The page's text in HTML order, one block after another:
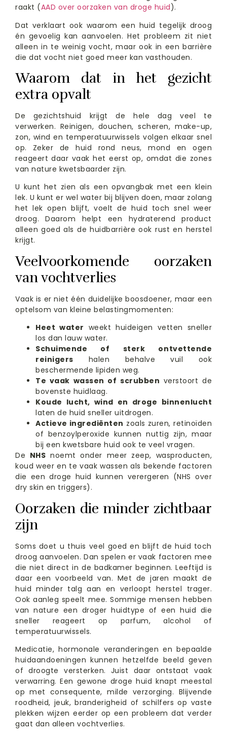
raakt (AAD over oorzaken van droge huid).
Dat verklaart ook waarom een huid tegelijk droog
én gevoelig kan aanvoelen. Het probleem zit niet
alleen in te weinig vocht, maar ook in een barrière
die dat vocht niet goed meer kan vasthouden.
Waarom dat in het gezicht
extra opvalt
De gezichtshuid krijgt de hele dag veel te
verwerken. Reinigen, douchen, scheren, make-up,
zon, wind en temperatuurwissels volgen elkaar snel
op. Zeker de huid rond neus, mond en ogen
reageert daar vaak het eerst op, omdat die zones
van nature kwetsbaarder zijn.
U kunt het zien als een opvangbak met een klein
lek. U kunt er wel water bij blijven doen, maar zolang
het lek open blijft, voelt de huid toch snel weer
droog. Daarom helpt een hydraterend product
alleen goed als de huidbarrière ook rust en herstel
krijgt.
Veelvoorkomende oorzaken
van vochtverlies
Vaak is er niet één duidelijke boosdoener, maar een
optelsom van kleine belastingmomenten:
Heet water weekt huideigen vetten sneller
los dan lauw water.
Schuimende of sterk ontvettende
reinigers halen behalve vuil ook
beschermende lipiden weg.
Te vaak wassen of scrubben verstoort de
bovenste huidlaag.
Koude lucht, wind en droge binnenlucht
laten de huid sneller uitdrogen.
Actieve ingrediënten zoals zuren, retinoïden
of benzoylperoxide kunnen nuttig zijn, maar
bij een kwetsbare huid ook te veel vragen.
De NHS noemt onder meer zeep, wasproducten,
koud weer en te vaak wassen als bekende factoren
die een droge huid kunnen verergeren (NHS over
dry skin en triggers).
Oorzaken die minder zichtbaar
zijn
Soms doet u thuis veel goed en blijft de huid toch
droog aanvoelen. Dan spelen er vaak factoren mee
die niet direct in de badkamer beginnen. Leeftijd is
daar een voorbeeld van. Met de jaren maakt de
huid minder talg aan en verloopt herstel trager.
Ook aanleg speelt mee. Sommige mensen hebben
van nature een droger huidtype of een huid die
sneller reageert op parfum, alcohol of
temperatuurwissels.
Medicatie, hormonale veranderingen en bepaalde
huidaandoeningen kunnen hetzelfde beeld geven
of droogte versterken. Juist daar ontstaat vaak
verwarring. Een gewone droge huid knapt meestal
op met consequente, milde verzorging. Blijvende
roodheid, jeuk, branderigheid of schilfers op vaste
plekken wijzen eerder op een probleem dat verder
gaat dan alleen vochtverlies.